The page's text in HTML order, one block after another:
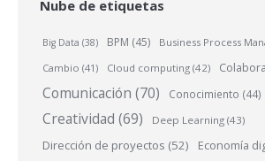
Nube de etiquetas
Big Data (38) BPM (45) Business Process
Cambio (41) Cloud computing (42)
Comunicación (70) Conocimiento (44)
Creatividad (69) Deep Learning (43)
Dirección de proyectos (52) Economía